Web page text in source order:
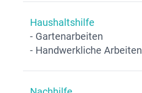
Haushaltshilfe
- Gartenarbeiten
- Handwerkliche Arbeiten